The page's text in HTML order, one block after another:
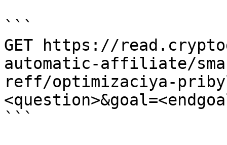
```
GET https://
automatic-affiliate/
reff/optimizaciya-
```